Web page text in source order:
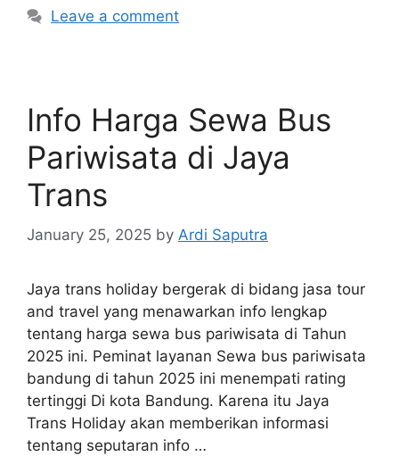
Leave a comment
Info Harga Sewa Bus
Pariwisata di Jaya
Trans
January 25, 2025 by Ardi Saputra
Jaya trans holiday bergerak di bidang jasa tour
and travel yang menawarkan info lengkap
tentang harga sewa bus pariwisata di Tahun
2025 ini. Peminat layanan Sewa bus pariwisata
bandung di tahun 2025 ini menempati rating
tertinggi Di kota Bandung. Karena itu Jaya
Trans Holiday akan memberikan informasi
tentang seputaran info …